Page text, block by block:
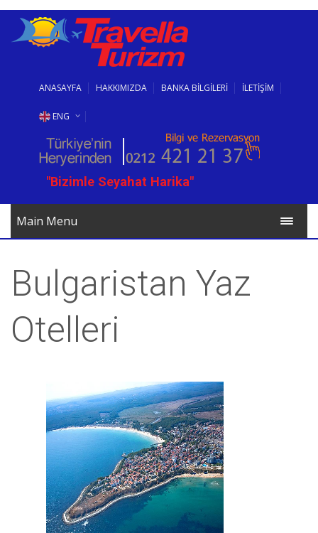
ANASAYFA HAKKIMIZDA BANKA BİLGİLERİ İLETİŞİM
ENG
RUS
BG
"Bizimle Seyahat Harika"
Main Menu
Bulgaristan Yaz
Otelleri